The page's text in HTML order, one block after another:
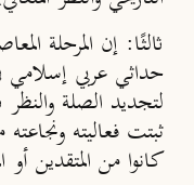
ثالثًا: إن المرحلة
حداثي عربي إسلامي
لتجديد الصلة
ثبتت فعاليته
كانوا من المتقدين أو